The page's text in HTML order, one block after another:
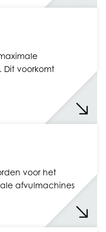
voorkomt
voor het
afvulmachines